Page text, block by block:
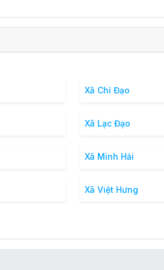
Xã Chỉ Đạo
Xã Lạc Đạo
Xã Minh Hải
Xã Việt Hưng